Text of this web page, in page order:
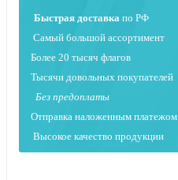
Быстрая доставка по РФ
Самый большой ассортимент
Более 20 тысяч флагов
Тысячи довольных покупателей
Без предоплаты
Отправка наложенным платежом
Высокое качество продукции